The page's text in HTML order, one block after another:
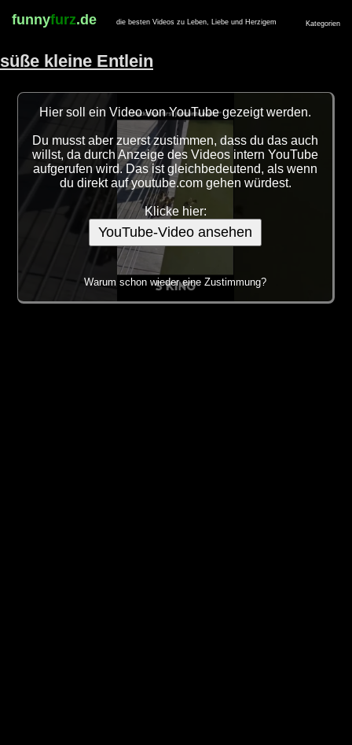
funnyfurz.de die besten Videos zu Leben, Liebe und Herzigem Kategorien
süße kleine Entlein
Hier soll ein Video von YouTube gezeigt werden.
Du musst aber zuerst zustimmen, dass du das auch
willst, da durch Anzeige des Videos intern YouTube
aufgerufen wird. Das ist gleichbedeutend, als wenn
du direkt auf youtube.com gehen würdest.
Klicke hier:
YouTube-Video ansehen
Warum schon wieder eine Zustimmung?